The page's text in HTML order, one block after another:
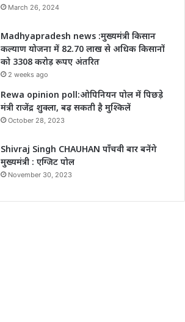
March 26, 2024
Madhyapradesh news :मुख्यमंत्री किसान
कल्याण योजना में 82.70 लाख से अधिक किसानों
को 3308 करोड़ रूपए अंतरित
2 weeks ago
Rewa opinion poll:ओपिनियन पोल में पिछड़े
मंत्री राजेंद्र शुक्ला, बढ़ सकती है मुश्किलें
October 28, 2023
Shivraj Singh CHAUHAN पाँचवी बार बनेंगे
मुख्यमंत्री : एग्जिट पोल
November 30, 2023